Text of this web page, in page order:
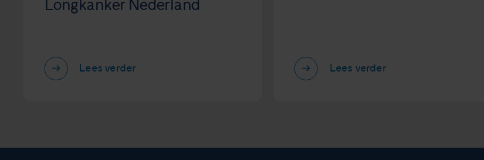
Longkanker Nederland
Lees verder Lees verder